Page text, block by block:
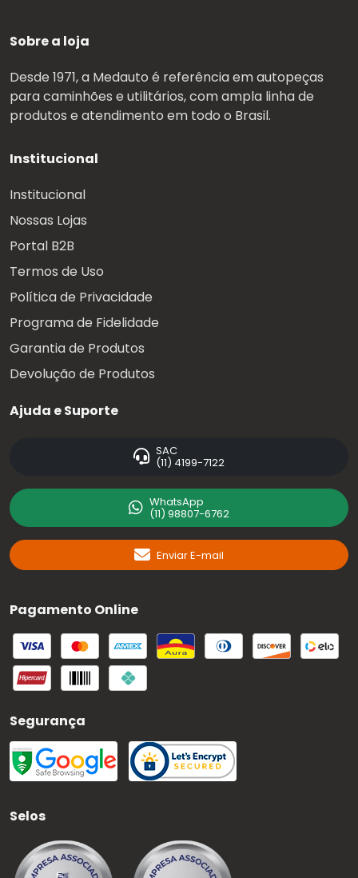
Sobre a loja
Desde 1971, a Medauto é referência em autopeças
para caminhões e utilitários, com ampla linha de
produtos e atendimento em todo o Brasil.
Institucional
Institucional
Nossas Lojas
Portal B2B
Termos de Uso
Política de Privacidade
Programa de Fidelidade
Garantia de Produtos
Devolução de Produtos
Ajuda e Suporte
SAC
(11) 4199-7122
WhatsApp
(11) 98807-6762
Enviar E-mail
Pagamento Online
Segurança
Selos